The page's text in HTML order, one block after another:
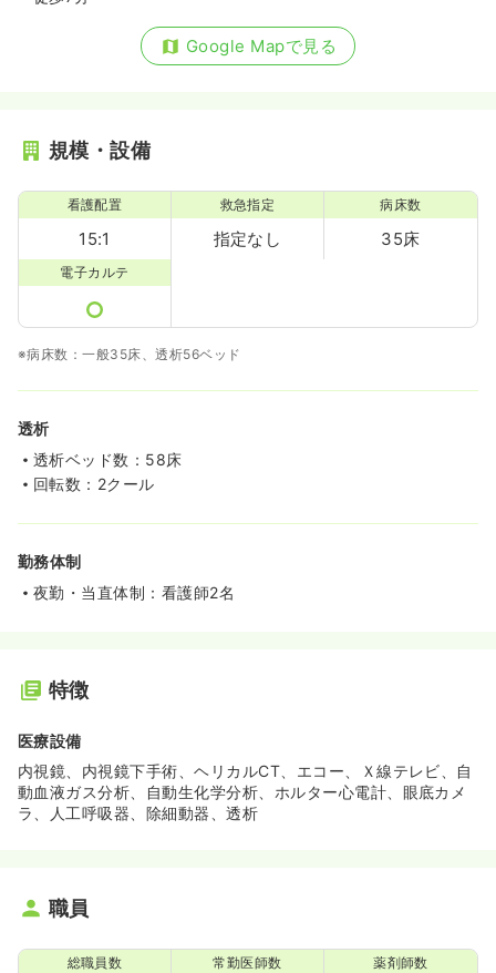
Google Mapで見る
規模・設備
看護配置
15:1
救急指定
指定なし
病床数
35床
電子カルテ
※病床数：一般35床、透析56ベッド
透析
透析ベッド数：58床
回転数：2クール
勤務体制
夜勤・当直体制：看護師2名
特徴
医療設備
内視鏡、内視鏡下手術、ヘリカルCT、エコー、Ｘ線テレビ、自
動血液ガス分析、自動生化学分析、ホルター心電計、眼底カメ
ラ、人工呼吸器、除細動器、透析
職員
総職員数 常勤医師数 薬剤師数